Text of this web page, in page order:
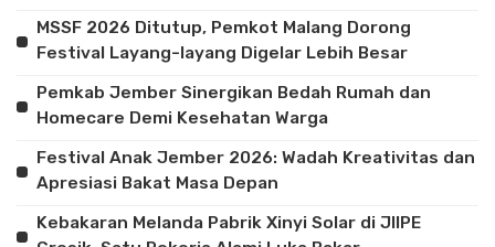
MSSF 2026 Ditutup, Pemkot Malang Dorong
Festival Layang-layang Digelar Lebih Besar
Pemkab Jember Sinergikan Bedah Rumah dan
Homecare Demi Kesehatan Warga
Festival Anak Jember 2026: Wadah Kreativitas dan
Apresiasi Bakat Masa Depan
Kebakaran Melanda Pabrik Xinyi Solar di JIIPE